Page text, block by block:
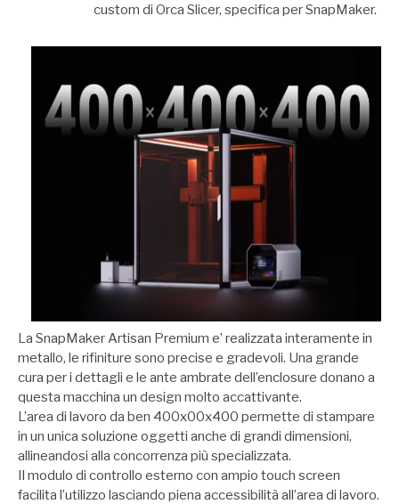
custom di Orca Slicer, specifica per SnapMaker.
La SnapMaker Artisan Premium e’ realizzata interamente in
metallo, le rifiniture sono precise e gradevoli. Una grande
cura per i dettagli e le ante ambrate dell’enclosure donano a
questa macchina un design molto accattivante.
L’area di lavoro da ben 400x00x400 permette di stampare
in un unica soluzione oggetti anche di grandi dimensioni,
allineandosi alla concorrenza più specializzata.
Il modulo di controllo esterno con ampio touch screen
facilita l’utilizzo lasciando piena accessibilità all’area di lavoro.